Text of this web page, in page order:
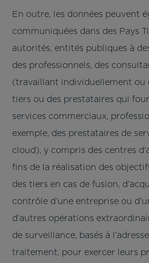
En outre, les données peuvent
communiquées dans des Pays
autorités, entités publiques à
des professionnels, des
(travaillant individuellement ou
tiers ou des prestataires qui
services commerciaux,
exemple, des prestataires de
cloud), y compris des centres
fins de la réalisation des
des tiers en cas de fusion,
contrôle d’une entreprise ou
d’autres opérations
de surveillance, basés à
traitement, pour exercer leurs